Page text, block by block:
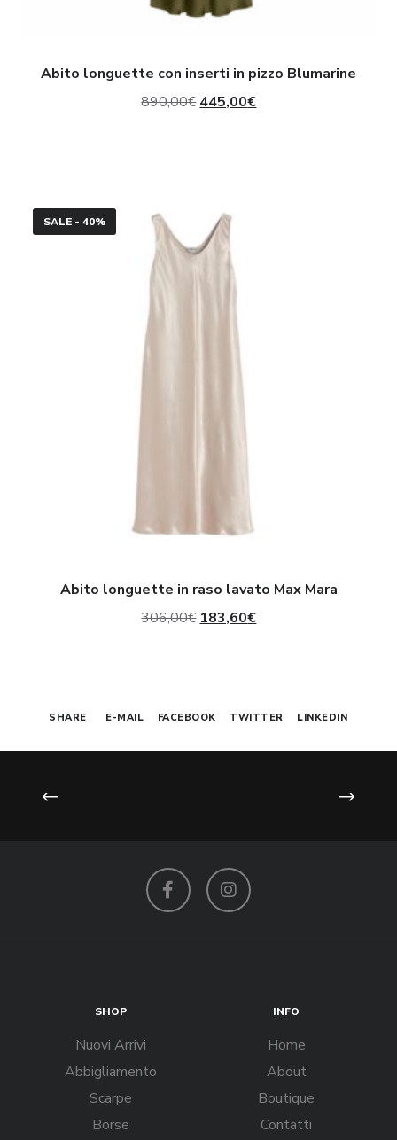
Abito longuette con inserti in pizzo Blumarine
890,00€ Il
445,00€Il
Abito
longuette
SALE - 40%
Abito longuette in raso lavato Max Mara
306,00€ Il
306,00€.
183,60€Il
183,60€.
SHARE E-MAIL FACEBOOK TWITTER LINKEDIN
SHOP
Nuovi Arrivi
Abbigliamento
Scarpe
Borse
INFO
Home
About
Boutique
Contatti